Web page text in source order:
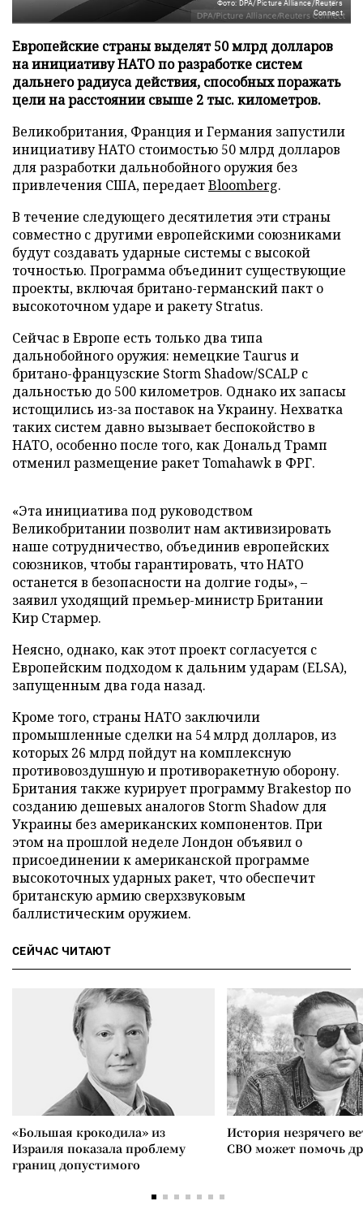
Фото: DPA/Picture Alliance/Reuters
Connect
Европейские страны выделят 50 млрд долларов
на инициативу НАТО по разработке систем
дальнего радиуса действия, способных поражать
цели на расстоянии свыше 2 тыс. километров.
Великобритания, Франция и Германия запустили
инициативу НАТО стоимостью 50 млрд долларов
для разработки дальнобойного оружия без
привлечения США, передаетBloomberg.
В течение следующего десятилетия эти страны
совместно с другими европейскими союзниками
будут создавать ударные системы с высокой
точностью. Программа объединит существующие
проекты, включая британо-германский пакт о
высокоточном ударе и ракету Stratus.
Сейчас в Европе есть только два типа
дальнобойного оружия: немецкие Taurus и
британо-французские Storm Shadow/SCALP с
дальностью до 500 километров. Однако их запасы
истощились из-за поставок на Украину. Нехватка
таких систем давно вызывает беспокойство в
НАТО, особенно после того, как Дональд Трамп
отменил размещение ракет Tomahawk в ФРГ.
«Эта инициатива под руководством
Великобритании позволит нам активизировать
наше сотрудничество, объединив европейских
союзников, чтобы гарантировать, что НАТО
останется в безопасности на долгие годы», –
заявил уходящий премьер-министр Британии
Кир Стармер.
Неясно, однако, как этот проект согласуется с
Европейским подходом к дальним ударам (ELSA),
запущенным два года назад.
Кроме того, страны НАТО заключили
промышленные сделки на 54 млрд долларов, из
которых 26 млрд пойдут на комплексную
противовоздушную и противоракетную оборону.
Британия также курирует программу Brakestop по
созданию дешевых аналогов Storm Shadow для
Украины без американских компонентов. При
этом на прошлой неделе Лондон объявил о
присоединении к американской программе
высокоточных ударных ракет, что обеспечит
британскую армию сверхзвуковым
баллистическим оружием.
СЕЙЧАС ЧИТАЮТ
«Большая крокодила» из
Израиля показала проблему
границ допустимого
История незрячего
СВО может помочь